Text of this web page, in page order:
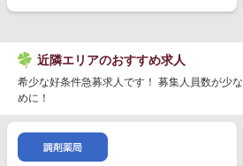
近隣エリアのおすすめ求人
希少な好条件急募求人です！ 募集人員数が少
めに！